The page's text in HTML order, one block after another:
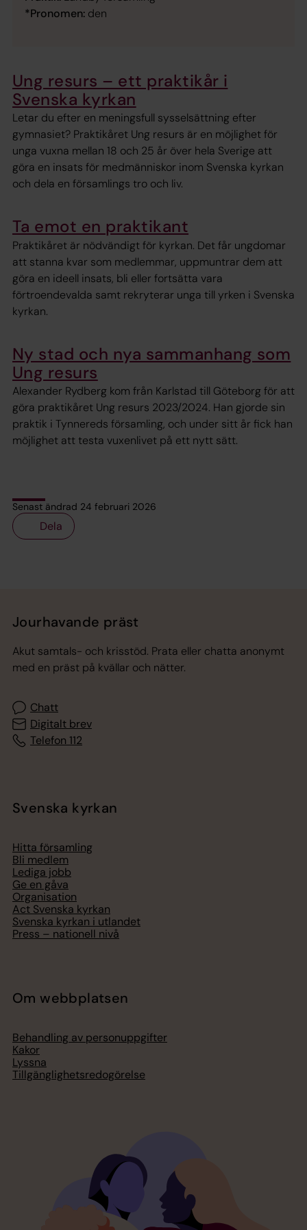
*Pronomen: den
Ung resurs – ett praktikår i
Svenska kyrkan
Letar du efter en meningsfull sysselsättning efter
gymnasiet? Praktikåret Ung resurs är en möjlighet för
unga vuxna mellan 18 och 25 år över hela Sverige att
göra en insats för medmänniskor inom Svenska kyrkan
och dela en församlings tro och liv.
Ta emot en praktikant
Praktikåret är nödvändigt för kyrkan. Det får ungdomar
att stanna kvar som medlemmar, uppmuntrar dem att
göra en ideell insats, bli eller fortsätta vara
förtroendevalda samt rekryterar unga till yrken i Svenska
kyrkan.
Ny stad och nya sammanhang som
Ung resurs
Alexander Rydberg kom från Karlstad till Göteborg för att
göra praktikåret Ung resurs 2023/2024. Han gjorde sin
praktik i Tynnereds församling, och under sitt år fick han
möjlighet att testa vuxenlivet på ett nytt sätt.
Senast ändrad 24 februari 2026
Dela
Jourhavande präst
Akut samtals- och krisstöd. Prata eller chatta anonymt
med en präst på kvällar och nätter.
Chatt
Digitalt brev
Telefon 112
Svenska kyrkan
Hitta församling
Bli medlem
Lediga jobb
Ge en gåva
Organisation
Act Svenska kyrkan
Svenska kyrkan i utlandet
Press – nationell nivå
Om webbplatsen
Behandling av personuppgifter
Kakor
Lyssna
Tillgänglighetsredogörelse